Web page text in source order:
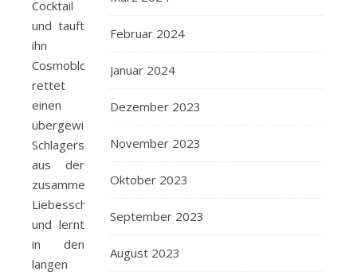
Cocktail
und tauft
ihn
Cosmoblowitan,
rettet
einen
übergewichtigen
Schlagersänger
aus der
zusammengekrachten
Liebesschaukel
und lernt
in den
langen
Februar 2024
Januar 2024
Dezember 2023
November 2023
Oktober 2023
September 2023
August 2023